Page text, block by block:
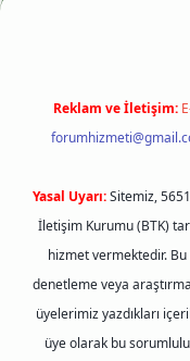
Reklam ve İletişim:
Yasal Uyarı:Sitemiz,
İletişim Kurumu (BTK)
hizmet vermektedir.
denetleme veya
üyelerimiz yazdıkları
üye olarak bu